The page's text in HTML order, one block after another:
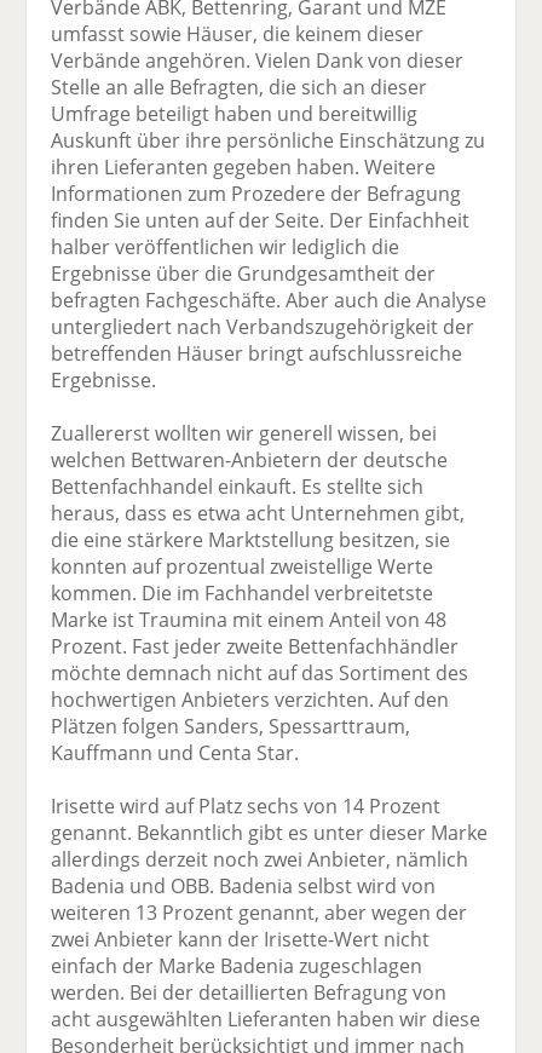
Verbände ABK, Bettenring, Garant und MZE
umfasst sowie Häuser, die keinem dieser
Verbände angehören. Vielen Dank von dieser
Stelle an alle Befragten, die sich an dieser
Umfrage beteiligt haben und bereitwillig
Auskunft über ihre persönliche Einschätzung zu
ihren Lieferanten gegeben haben. Weitere
Informationen zum Prozedere der Befragung
finden Sie unten auf der Seite. Der Einfachheit
halber veröffentlichen wir lediglich die
Ergebnisse über die Grundgesamtheit der
befragten Fachgeschäfte. Aber auch die Analyse
untergliedert nach Verbandszugehörigkeit der
betreffenden Häuser bringt aufschlussreiche
Ergebnisse.
Zuallererst wollten wir generell wissen, bei
welchen Bettwaren-Anbietern der deutsche
Bettenfachhandel einkauft. Es stellte sich
heraus, dass es etwa acht Unternehmen gibt,
die eine stärkere Marktstellung besitzen, sie
konnten auf prozentual zweistellige Werte
kommen. Die im Fachhandel verbreitetste
Marke ist Traumina mit einem Anteil von 48
Prozent. Fast jeder zweite Bettenfachhändler
möchte demnach nicht auf das Sortiment des
hochwertigen Anbieters verzichten. Auf den
Plätzen folgen Sanders, Spessarttraum,
Kauffmann und Centa Star.
Irisette wird auf Platz sechs von 14 Prozent
genannt. Bekanntlich gibt es unter dieser Marke
allerdings derzeit noch zwei Anbieter, nämlich
Badenia und OBB. Badenia selbst wird von
weiteren 13 Prozent genannt, aber wegen der
zwei Anbieter kann der Irisette-Wert nicht
einfach der Marke Badenia zugeschlagen
werden. Bei der detaillierten Befragung von
acht ausgewählten Lieferanten haben wir diese
Besonderheit berücksichtigt und immer nach